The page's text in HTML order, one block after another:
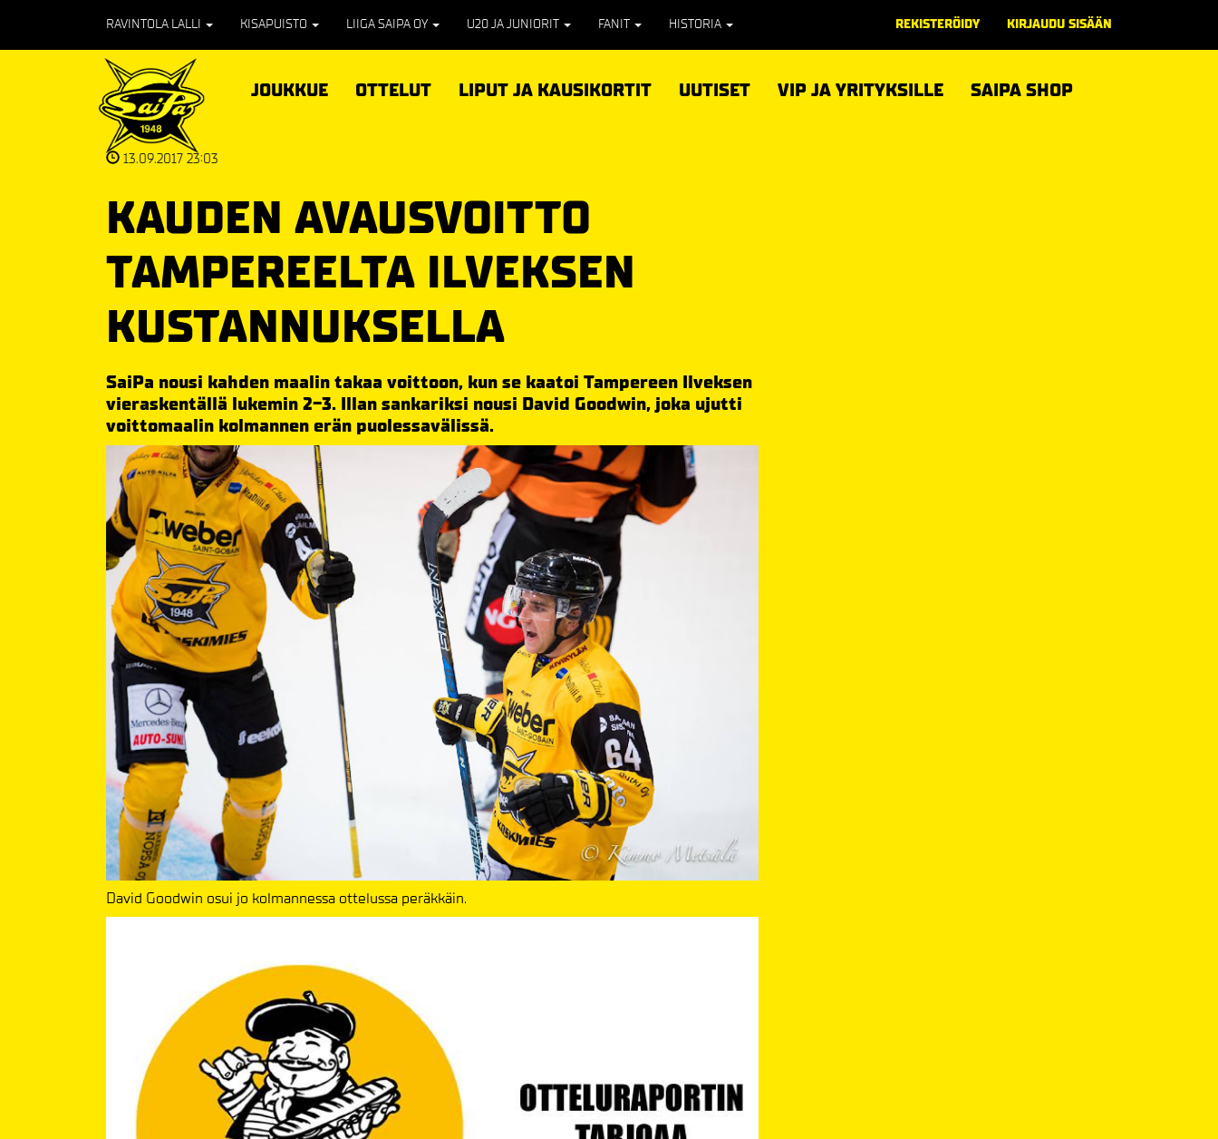
RAVINTOLA LALLI KISAPUISTO LIIGA SAIPA OY U20 JA JUNIORIT FANIT HISTORIA REKISTERÖIDY KIRJAUDU SISÄÄN
JOUKKUE OTTELUT LIPUT JA KAUSIKORTIT UUTISET VIP JA YRITYKSILLE SAIPA SHOP
13.09.2017 23:03
KAUDEN AVAUSVOITTO
TAMPEREELTA ILVEKSEN
KUSTANNUKSELLA
SaiPa nousi kahden maalin takaa voittoon, kun se kaatoi Tampereen Ilveksen
vieraskentällä lukemin 2-3. Illan sankariksi nousi David Goodwin, joka ujutti
voittomaalin kolmannen erän puolessavälissä.
David Goodwin osui jo kolmannessa ottelussa peräkkäin.